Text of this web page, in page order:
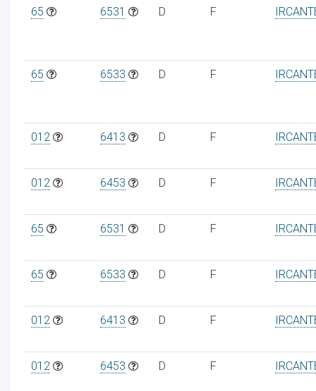
65 6531 D F
65 6533 D F
012 6413 D F
012 6453 D F
65 6531 D F
65 6533 D F
012 6413 D F
012 6453 D F